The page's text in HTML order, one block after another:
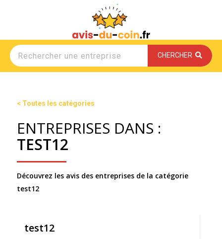
CHERCHER
< Toutes les catégories
ENTREPRISES DANS :
TEST12
Découvrez les avis des entreprises de la catégorie
test12
test12